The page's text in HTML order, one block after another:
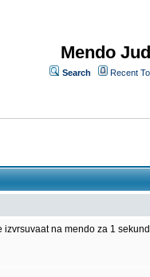
Mendo
Search Recent
izvrsuvaat na mendo za 1